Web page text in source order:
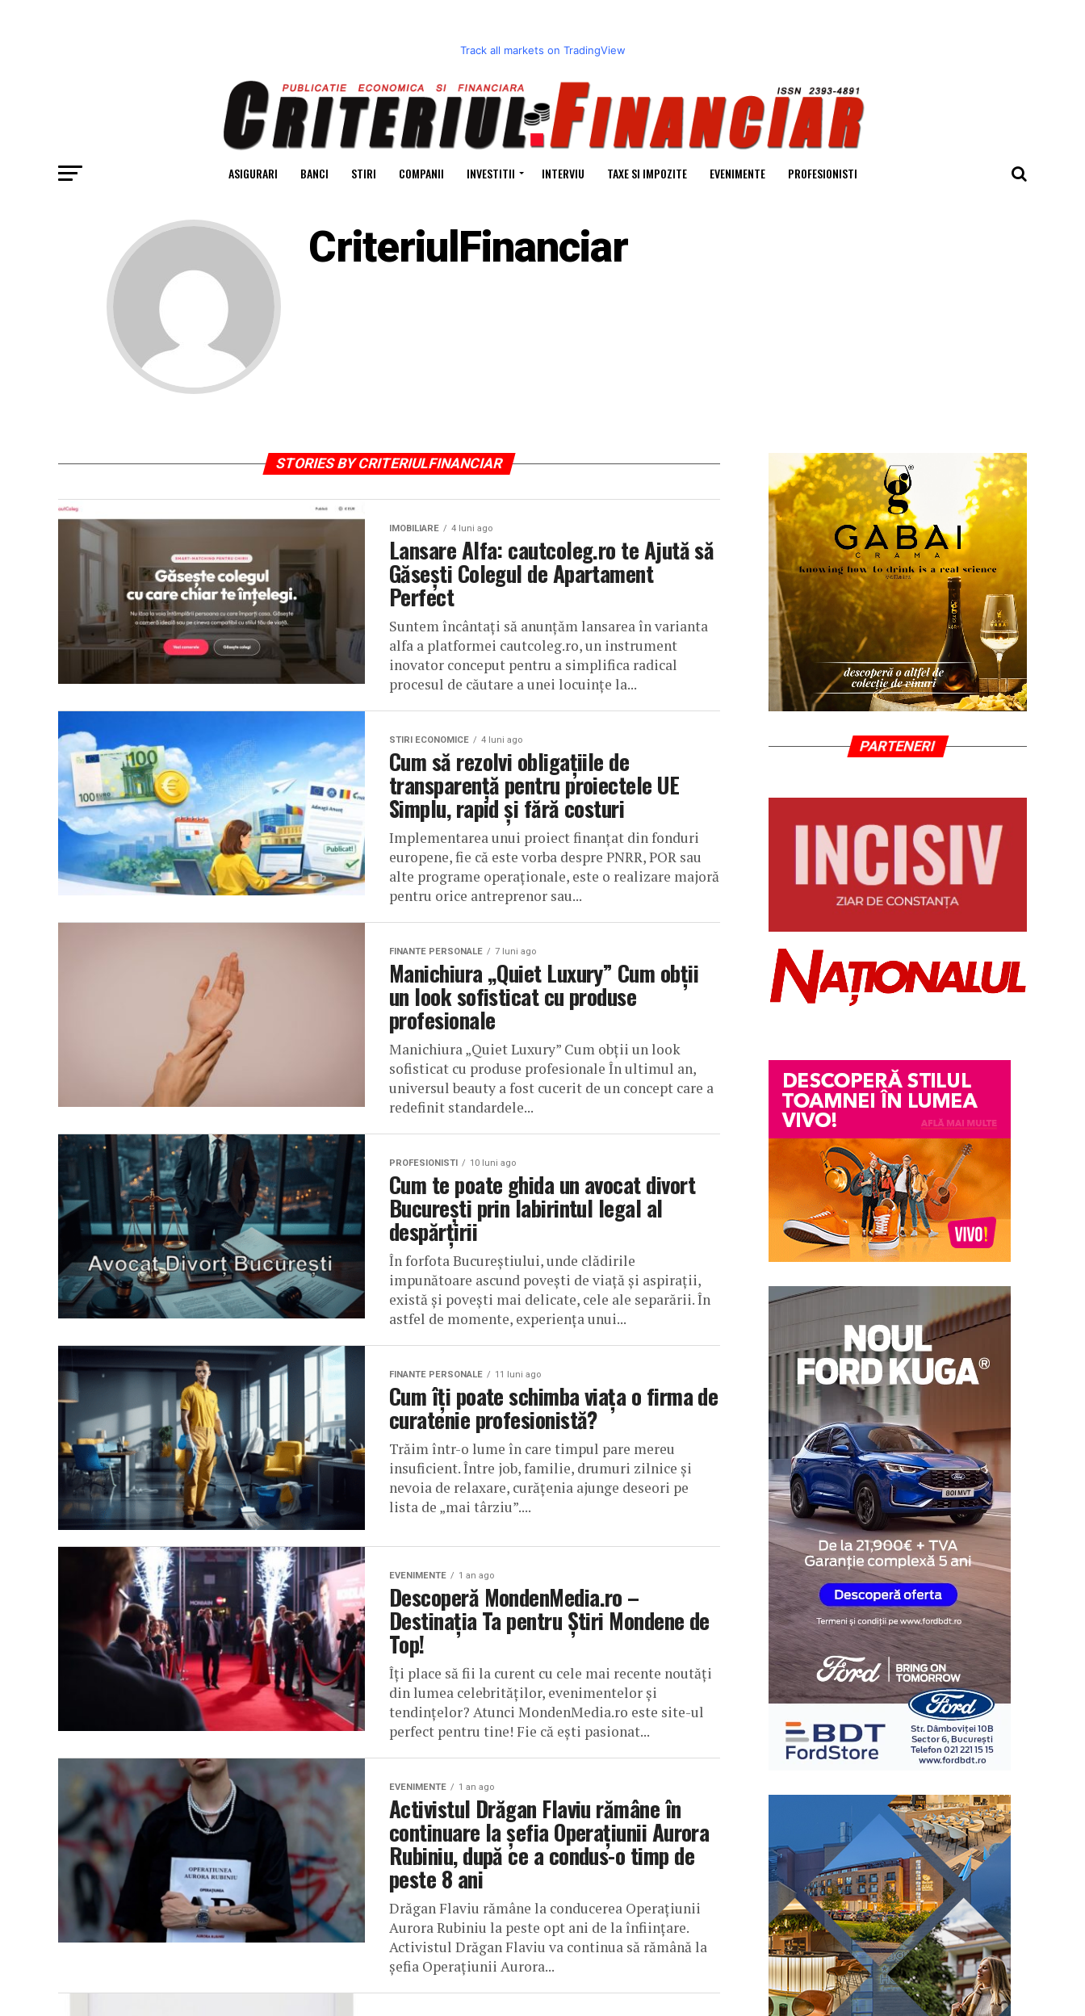
Track all markets on TradingView
ASIGURARI BANCI STIRI COMPANII INVESTITII INTERVIU TAXE SI IMPOZITE EVENIMENTE PROFESIONISTI
CriteriulFinanciar
STORIES BY CRITERIULFINANCIAR
IMOBILIARE 4 luni ago
Lansare Alfa: cautcoleg.ro te Ajută să
Găsești Colegul de Apartament
Perfect
Suntem încântați să anunțăm lansarea în varianta
alfa a platformei cautcoleg.ro, un instrument
inovator conceput pentru a simplifica radical
procesul de căutare a unei locuințe la...
STIRI ECONOMICE 4 luni ago
Cum să rezolvi obligațiile de
transparență pentru proiectele UE
Simplu, rapid și fără costuri
Implementarea unui proiect finanțat din fonduri
europene, fie că este vorba despre PNRR, POR sau
alte programe operaționale, este o realizare majoră
pentru orice antreprenor sau...
FINANTE PERSONALE 7 luni ago
Manichiura „Quiet Luxury” Cum obții
un look sofisticat cu produse
profesionale
Manichiura „Quiet Luxury” Cum obții un look
sofisticat cu produse profesionale În ultimul an,
universul beauty a fost cucerit de un concept care a
redefinit standardele...
PROFESIONISTI 10 luni ago
Cum te poate ghida un avocat divort
București prin labirintul legal al
despărțirii
În forfota Bucureștiului, unde clădirile
impunătoare ascund povești de viață și aspirații,
există și povești mai delicate, cele ale separării. În
astfel de momente, experiența unui...
FINANTE PERSONALE 11 luni ago
Cum îți poate schimba viața o firma de
curatenie profesionistă?
Trăim într-o lume în care timpul pare mereu
insuficient. Între job, familie, drumuri zilnice și
nevoia de relaxare, curățenia ajunge deseori pe
lista de „mai târziu”....
EVENIMENTE 1 an ago
Descoperă MondenMedia.ro –
Destinația Ta pentru Știri Mondene de
Top!
Îți place să fii la curent cu cele mai recente noutăți
din lumea celebrităților, evenimentelor și
tendințelor? Atunci MondenMedia.ro este site-ul
perfect pentru tine! Fie că ești pasionat...
EVENIMENTE 1 an ago
Activistul Drăgan Flaviu rămâne în
continuare la șefia Operațiunii Aurora
Rubiniu, după ce a condus-o timp de
peste 8 ani
Drăgan Flaviu rămâne la conducerea Operațiunii
Aurora Rubiniu la peste opt ani de la înființare.
Activistul Drăgan Flaviu va continua să rămână la
șefia Operațiunii Aurora...
PARTENERI